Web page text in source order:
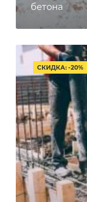
бетона
СКИДКА: -20%